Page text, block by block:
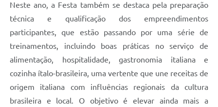
Neste ano, a Festa também se destaca pela preparação
técnica e qualificação dos empreendimentos
participantes, que estão passando por uma série de
treinamentos, incluindo boas práticas no serviço de
alimentação, hospitalidade, gastronomia italiana e
cozinha ítalo-brasileira, uma vertente que une receitas de
origem italiana com influências regionais da cultura
brasileira e local. O objetivo é elevar ainda mais a